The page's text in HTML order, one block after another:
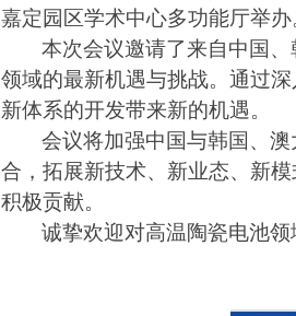
嘉定园区学术中心多功能厅举办
本次会议邀请了来自中国
领域的最新机遇与挑战。通过
新体系的开发带来新的机遇。
会议将加强中国与韩国、
合，拓展新技术、新业态、新
积极贡献。
诚挚欢迎对高温陶瓷电池